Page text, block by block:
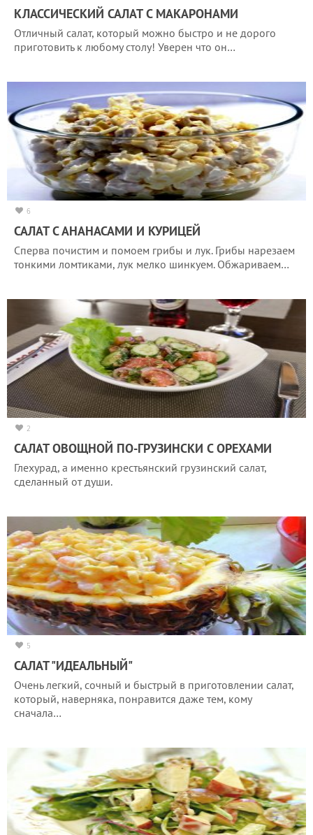
КЛАССИЧЕСКИЙ САЛАТ С МАКАРОНАМИ
Отличный салат, который можно быстро и не дорого
приготовить к любому столу! Уверен что он…
6
САЛАТ С АНАНАСАМИ И КУРИЦЕЙ
Сперва почистим и помоем грибы и лук. Грибы нарезаем
тонкими ломтиками, лук мелко шинкуем. Обжариваем…
2
САЛАТ ОВОЩНОЙ ПО-ГРУЗИНСКИ С ОРЕХАМИ
Глехурад, а именно крестьянский грузинский салат,
сделанный от души.
5
САЛАТ "ИДЕАЛЬНЫЙ"
Очень легкий, сочный и быстрый в приготовлении салат,
который, наверняка, понравится даже тем, кому
сначала…